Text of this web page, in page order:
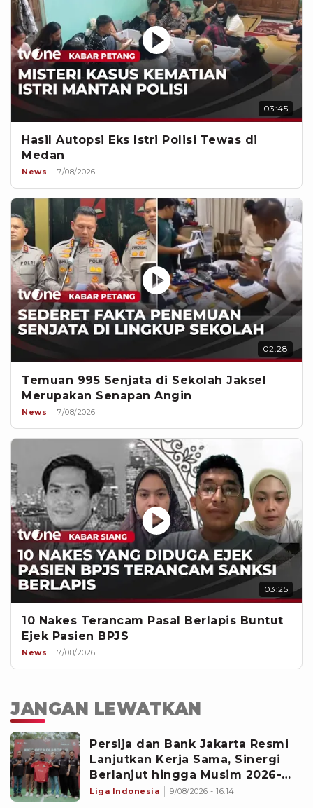
03:45
Hasil Autopsi Eks Istri Polisi Tewas di
Medan
News 7/08/2026
02:28
Temuan 995 Senjata di Sekolah Jaksel
Merupakan Senapan Angin
News 7/08/2026
03:25
10 Nakes Terancam Pasal Berlapis Buntut
Ejek Pasien BPJS
News 7/08/2026
JANGAN LEWATKAN
‎Persija dan Bank Jakarta Resmi
Lanjutkan Kerja Sama, Sinergi
Berlanjut hingga Musim 2026-
2027
Liga Indonesia 9/08/2026 - 16:14